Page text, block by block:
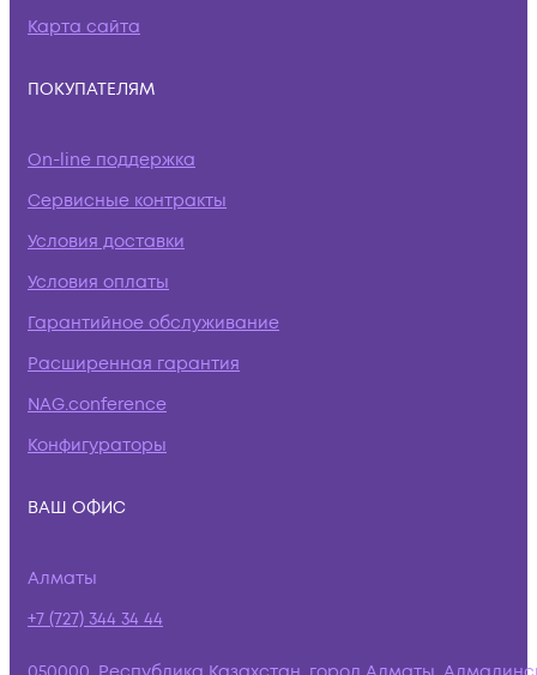
Карта сайта
ПОКУПАТЕЛЯМ
On-line поддержка
Сервисные контракты
Условия доставки
Условия оплаты
Гарантийное обслуживание
Расширенная гарантия
NAG.conference
Конфигураторы
ВАШ ОФИС
Алматы
+7 (727) 344 34 44